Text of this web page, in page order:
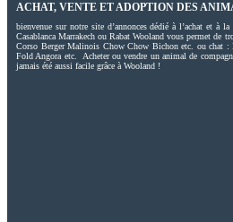
ACHAT, VENTE ET ADOPTION DES
bienvenue sur notre site d’annonces dédié à l’achat et à
Casablanca Marrakech ou Rabat Wooland vous permet de
Corso Berger Malinois Chow Chow Bichon etc. ou chat :
Fold Angora etc. Acheter ou vendre un animal de
jamais été aussi facile grâce à Wooland !